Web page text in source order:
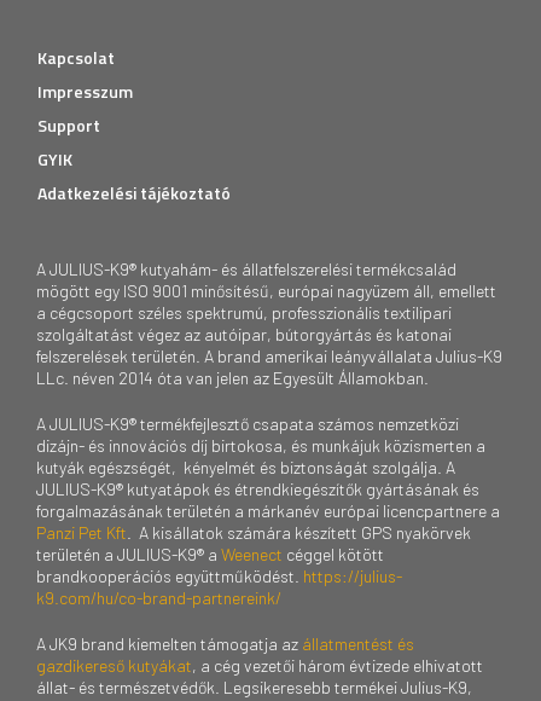
Kapcsolat
Impresszum
Support
GYIK
Adatkezelési tájékoztató
A JULIUS-K9® kutyahám- és állatfelszerelési termékcsalád
mögött egy ISO 9001 minősítésű, európai nagyüzem áll, emellett
a cégcsoport széles spektrumú, professzionális textilipari
szolgáltatást végez az autóipar, bútorgyártás és katonai
felszerelések területén. A brand amerikai leányvállalata Julius-K9
LLc. néven 2014 óta van jelen az Egyesült Államokban.
A JULIUS-K9® termékfejlesztő csapata számos nemzetközi
dizájn- és innovációs díj birtokosa, és munkájuk közismerten a
kutyák egészségét, kényelmét és biztonságát szolgálja. A
JULIUS-K9® kutyatápok és étrendkiegészítők gyártásának és
forgalmazásának területén a márkanév európai licencpartnere a
Panzi Pet Kft . A kisállatok számára készített GPS nyakörvek
területén a JULIUS-K9® a Weenect céggel kötött
brandkooperációs együttműködést. https://julius-
k9.com/hu/co-brand-partnereink/
A JK9 brand kiemelten támogatja az állatmentést és
gazdikereső kutyákat, a cég vezetői három évtizede elhivatott
állat- és természetvédők. Legsikeresebb termékei Julius-K9,